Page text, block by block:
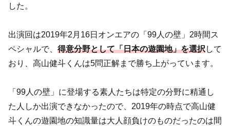
した。
出演回は2019年2月16日オンエアの「99人の壁」2時間ス
ペシャルで、 得意分野として「日本の遊園地」を選択して
おり、高山健斗くんは5問正解まで勝ち上がっています。
「99人の壁」に登場する素人たちは特定の分野に精通し
た人しか出演できなかったので、2019年の時点で高山健
斗くんの遊園地の知識量は大人顔負けのものだったのは間